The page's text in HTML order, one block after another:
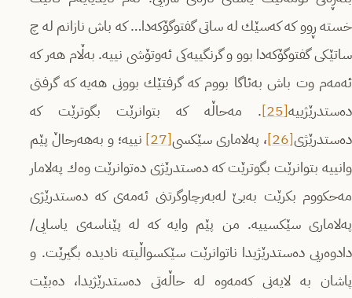
خسته‌ ڕوو كه‌ كه‌سێك له ساتی گفتوگۆكه‌دا… كه‌ باش نازانم له‌ چ
ساتێكی گفتوگۆكه‌دا بوو و گرنگییه‌كی ئه‌وتۆشی نییه‌. به‌ڵام هه‌ر كه‌
ئه‌مه‌م وت باش به‌ئاگا بووم كه‌ گرفتێك بوونی هه‌یه‌ كه‌ گرفتی
ده‌ستدرێژییه[25]
‌. مه‌حاڵه‌‌ كه‌ بتوانرێت بگوترێت كه‌
ده‌ستدرێژی[26] ، په‌لاماری سێكسی[27]
نییه؛‌ و به‌هه‌رحاڵ پێم
وانییه‌ بتوانرێت بگوترێت كه‌ ده‌ستدرێژی ده‌توانرێت وه‌ك په‌لامار
مه‌حكووم بكرێت به‌بێ له‌به‌رچاوگرتنی ئه‌مه‌ی كه‌ ده‌ستدرێژی
په‌لاماری سێكسییه‌. من پێم وایه‌ كه‌ له‌ پێناسه‌ی یاسایی/
دادوه‌ریی ده‌ستدرێژیدا ناتوانرێت سێكسواڵیته‌ نادیده‌ بگیرێت. و
پاشان به‌ لایه‌نی كه‌مه‌وه‌ له‌ حاڵه‌تی ده‌ستدرێژیدا، ده‌بێت